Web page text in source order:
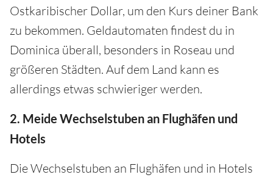
Ostkaribischer Dollar, um den Kurs deiner Bank
zu bekommen. Geldautomaten findest du in
Dominica überall, besonders in Roseau und
größeren Städten. Auf dem Land kann es
allerdings etwas schwieriger werden.
2. Meide Wechselstuben an Flughäfen und
Hotels
Die Wechselstuben an Flughäfen und in Hotels